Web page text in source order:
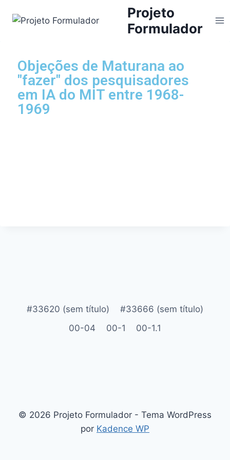
Projeto
Formulador
Objeções de Maturana ao
"fazer" dos pesquisadores
em IA do MIT entre 1968-
1969
#33620 (sem título)
#33666 (sem título)
00-04
00-1 00-1.1
© 2026 Projeto Formulador - Tema WordPress
por Kadence WP